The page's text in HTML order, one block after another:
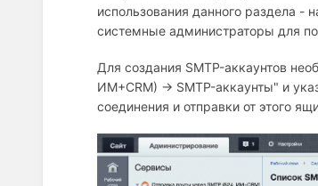
использования данного раздела -
системные администраторы для
Для создания SMTP-аккаунтов
ИМ+СRM) → SMTP-аккаунты" и
соединения и отправки от этого